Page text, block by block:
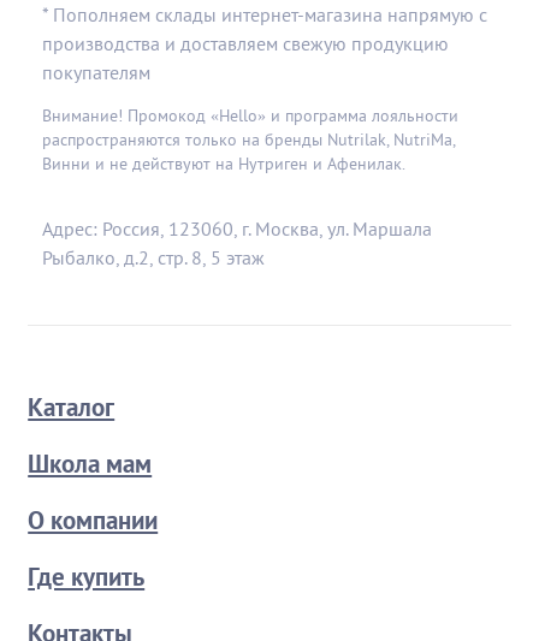
* Пополняем склады интернет-магазина напрямую с
производства и доставляем свежую продукцию
покупателям
Внимание! Промокод «Hello» и программа лояльности
распространяются только на бренды Nutrilak, NutriMa,
Винни и не действуют на Нутриген и Афенилак.
Адрес: Россия, 123060, г. Москва, ул. Маршала
Рыбалко, д.2, стр. 8, 5 этаж
Каталог
Школа мам
О компании
Где купить
Контакты